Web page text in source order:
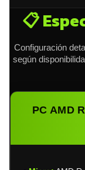
📋
Configuración
según
PC AMD